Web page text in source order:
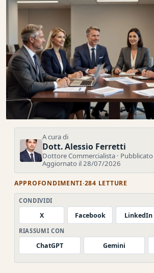
A cura di
Dott. Alessio Ferretti
Dottore Commercialista ·
Aggiornato il 28/07/2026
APPROFONDIMENTI·284 LETTURE
CONDIVIDI
X Facebook LinkedIn
RIASSUMI CON
ChatGPT Gemini